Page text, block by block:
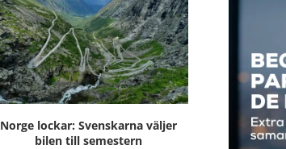
Norge lockar: Svenskarna väljer
bilen till semestern